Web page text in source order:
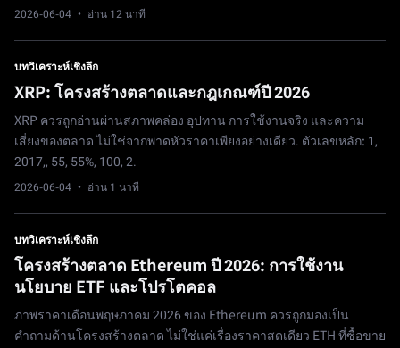
2026-06-04 · อ่าน 12 นาที
บทวิเคราะห์เชิงลึก
XRP: โครงสร้างตลาดและกฎเกณฑ์ปี 2026
XRP ควรถูกอ่านผ่านสภาพคล่อง อุปทาน การใช้งานจริง และความ
เสี่ยงของตลาด ไม่ใช่จากพาดหัวราคาเพียงอย่างเดียว. ตัวเลขหลัก: 1,
2017,, 55, 55%, 100, 2.
2026-06-04 · อ่าน 1 นาที
บทวิเคราะห์เชิงลึก
โครงสร้างตลาด Ethereum ปี 2026: การใช้งาน
นโยบาย ETF และโปรโตคอล
ภาพราคาเดือนพฤษภาคม 2026 ของ Ethereum ควรถูกมองเป็น
คำถามด้านโครงสร้างตลาด ไม่ใช่แค่เรื่องราคาสดเดียว ETH ที่ซื้อขาย